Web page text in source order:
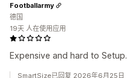
Expensive and hard to Setup.
Footballarmy
德国
19天 人在使用应用
SmartSize已回复 2026年6月25日